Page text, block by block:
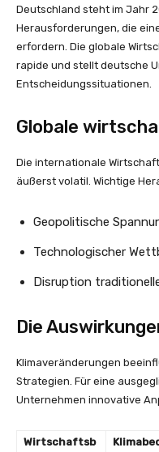
Deutschland steht im Jahr
Herausforderungen, die
erfordern. Die globale
rapide und stellt deutsche
Entscheidungssituationen.
Globale
Die internationale
äußerst volatil. Wichtige
Geopolitische
Technologischer
Disruption
Die
Klimaveränderungen
Strategien. Für eine
Unternehmen innovative
Wirtschaftsb